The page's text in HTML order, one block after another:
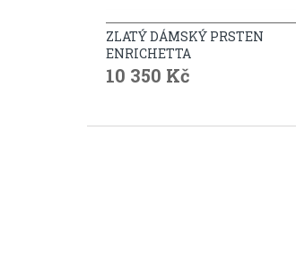
ZLATÝ DÁMSKÝ PRSTEN
ENRICHETTA
10 350 Kč